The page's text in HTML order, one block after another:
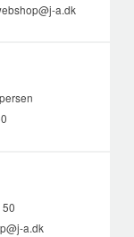
a.dk
a.dk